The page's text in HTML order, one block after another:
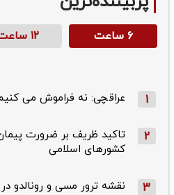
۶ ساعت ۱۲ ساعت
1 عراقچی: نه فراموش می
2
تاکید ظریف بر ضرورت
کشورهای اسلامی
3 نقشه ترور مسی و رونالدو